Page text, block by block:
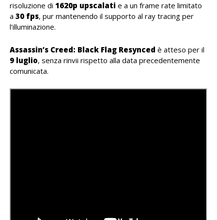
risoluzione di 1620p upscalati e a un frame rate limitato
a 30 fps, pur mantenendo il supporto al ray tracing per
l’illuminazione.
Assassin’s Creed: Black Flag Resynced è atteso per il
9 luglio, senza rinvii rispetto alla data precedentemente
comunicata.